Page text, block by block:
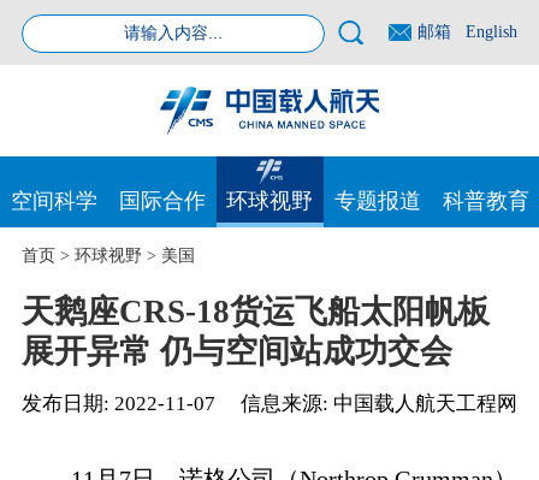
邮箱 English
空间科学 国际合作 环球视野 专题报道 科普教育
首页> 环球视野> 美国
天鹅座CRS-18货运飞船太阳帆板
展开异常 仍与空间站成功交会
发布日期: 2022-11-07 信息来源: 中国载人航天工程网